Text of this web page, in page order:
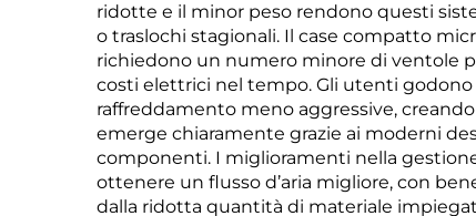
ridotte e il minor peso rendono questi
o traslochi stagionali. Il case compatto
richiedono un numero minore di ventole
costi elettrici nel tempo. Gli utenti
raffreddamento meno aggressive,
emerge chiaramente grazie ai moderni
componenti. I miglioramenti nella
ottenere un flusso d’aria migliore, con
dalla ridotta quantità di materiale